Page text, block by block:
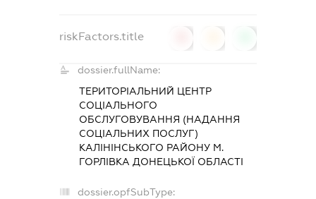
riskFactors.title
dossier.fullName:
ТЕРИТОРІАЛЬНИЙ ЦЕНТР
СОЦІАЛЬНОГО
ОБСЛУГОВУВАННЯ (НАДАННЯ
СОЦІАЛЬНИХ ПОСЛУГ)
КАЛІНІНСЬКОГО РАЙОНУ М.
ГОРЛІВКА ДОНЕЦЬКОЇ ОБЛАСТІ
dossier.opfSubType: